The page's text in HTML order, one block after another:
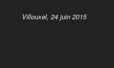
Villouxel, 24 juin 2015